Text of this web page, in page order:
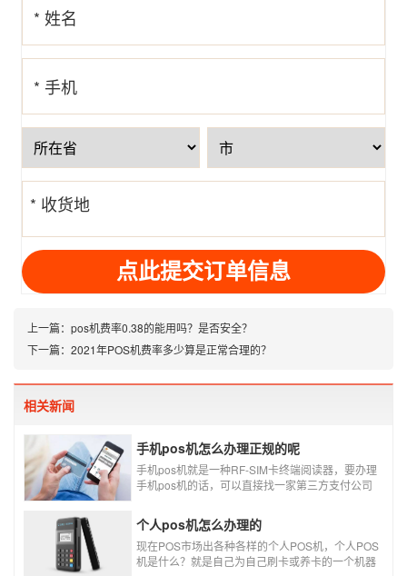
* 姓名
* 手机
号
* 收货地
址
上一篇： pos机费率0.38的能用吗？是否安全？
下一篇： 2021年POS机费率多少算是正常合理的？
相关新闻
手机pos机怎么办理正规的呢
手机pos机就是一种RF-SIM卡终端阅读器，要办理
手机pos机的话，可以直接找一家第三方支付公司
个人pos机怎么办理的
现在POS市场出各种各样的个人POS机，个人POS
机是什么？就是自己为自己刷卡或养卡的一个机器